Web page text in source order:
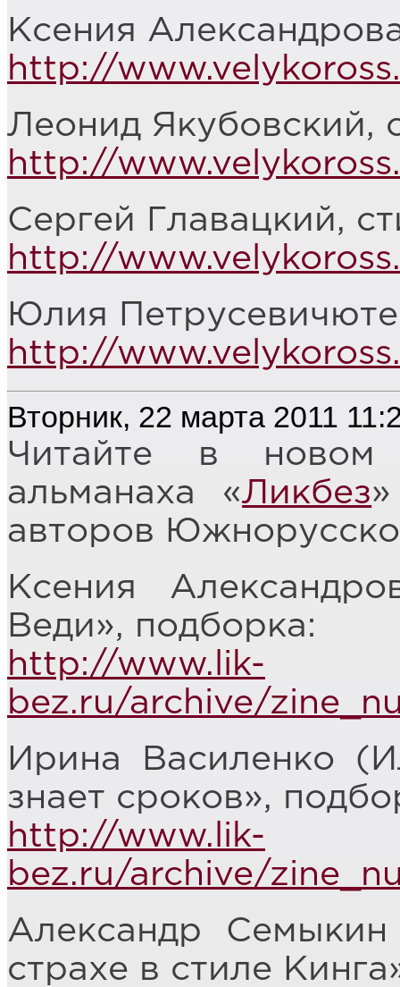
Ксения
http://
Леонид Якубовский,
http://
Сергей Главацкий,
http://
Юлия
http://
Вторник, 22 марта 2011
Читайте в новом
альманаха «Ликбез
авторов
Ксения
Веди», подборка:
http://www.lik-
bez.ru/archive/
Ирина Василенко
знает сроков»,
http://www.lik-
bez.ru/archive/
Александр
страхе в стиле